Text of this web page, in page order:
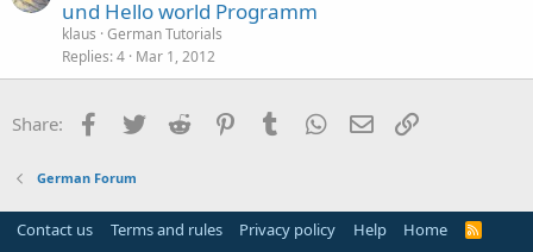
k
und Hello world Programm
klaus German Tutorials
Replies 4 Mar 1, 2012
Share: Facebook
Twitter Reddit PinterestTumblr WhatsApp
Email
German Forum
Contact us Terms and rules Privacy policy Help Home
R